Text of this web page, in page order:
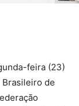
feira (23)
Brasileiro de